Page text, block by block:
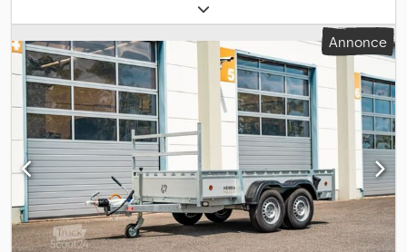
, Année de construction:
353517 Porte-engins pour machines de chantier, etc., neuf Neuf,
disponible immédiatement en stock. PTAC 3500 kg. Surface de
chargement 3500 x 1700 mm Équipement standard : * Flèche
tubulaire boulonnée avec deux hauteurs différentes pour
montage du frein à inertie * Crochets d'arrimage intégrés dans
les rainures en V de la surface de chargement * Plateforme de
chargement très basse pour un accès facile des machines *
Rampe de chargement de 115 cm de long avec aide à la montée
solide et système de ressort réglable * Rampe de chargement
avec serrure rotative solide et pratique (évite le bruit du hayon) *
Porte-godet massif servant également de support de roue de
secours * Feux de gabarit latéraux à LED intégrés dans les
Annonce